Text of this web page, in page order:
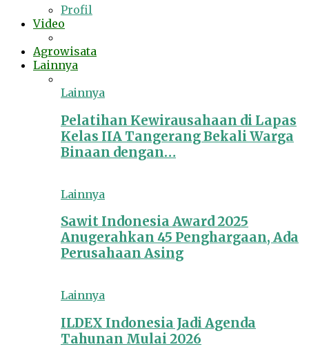
Profil
Video
Agrowisata
Lainnya
Lainnya
Pelatihan Kewirausahaan di Lapas
Kelas IIA Tangerang Bekali Warga
Binaan dengan…
Lainnya
Sawit Indonesia Award 2025
Anugerahkan 45 Penghargaan, Ada
Perusahaan Asing
Lainnya
ILDEX Indonesia Jadi Agenda
Tahunan Mulai 2026